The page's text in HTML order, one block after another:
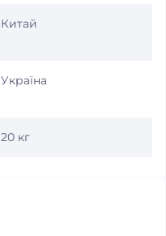
Китай
Україна
20 кг